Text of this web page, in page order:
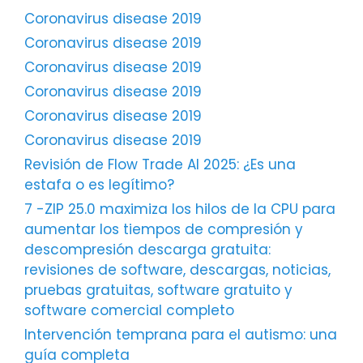
Coronavirus disease 2019
Coronavirus disease 2019
Coronavirus disease 2019
Coronavirus disease 2019
Coronavirus disease 2019
Coronavirus disease 2019
Revisión de Flow Trade AI 2025: ¿Es una
estafa o es legítimo?
7 -ZIP 25.0 maximiza los hilos de la CPU para
aumentar los tiempos de compresión y
descompresión descarga gratuita:
revisiones de software, descargas, noticias,
pruebas gratuitas, software gratuito y
software comercial completo
Intervención temprana para el autismo: una
guía completa